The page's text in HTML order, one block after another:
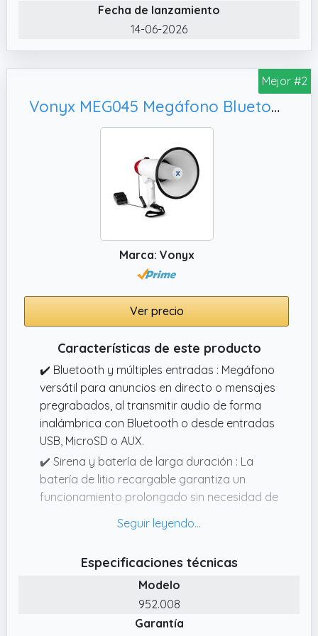
Fecha de lanzamiento
14-06-2026
Mejor #2
Vonyx MEG045 Megáfono Bluetooth de 45W, Sirena y batería Recargable
Marca: Vonyx
Ver precio
Características de este producto
✔️ Bluetooth y múltiples entradas : Megáfono
versátil para anuncios en directo o mensajes
pregrabados, al transmitir audio de forma
inalámbrica con Bluetooth o desde entradas
USB, MicroSD o AUX.
✔️ Sirena y batería de larga duración : La
batería de litio recargable garantiza un
funcionamiento prolongado sin necesidad de
sirena para alertas urgente.
ideal para espacios exteriores, y dispone de
45W como potencia máxima y un alcance de
hasta 1000m, para controlar multitudes o
situaciones de emergencia.
Especificaciones técnicas
Modelo
952.008
Garantía